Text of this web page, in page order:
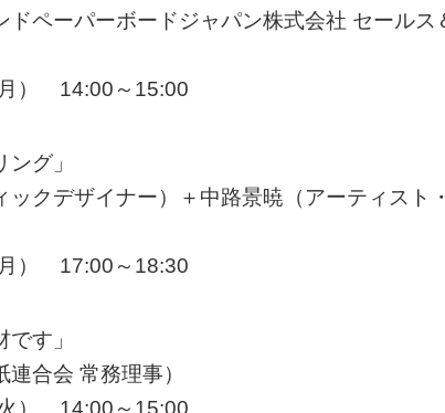
ドペーパーボードジャパン株式会社 セール
） 14:00～15:00
ング」
ックデザイナー）＋中路景暁（アーティスト
） 17:00～18:30
です」
合会 常務理事）
） 14:00～15:00